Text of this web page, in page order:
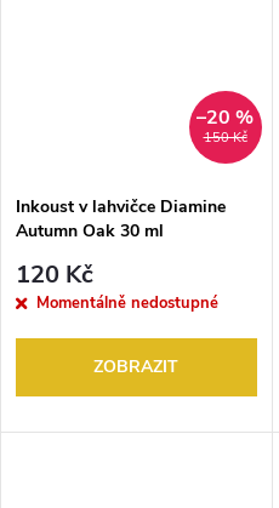
150 Kč
–20 %
Inkoust v lahvičce Diamine
Autumn Oak 30 ml
120 Kč
Momentálně nedostupné
ZOBRAZIT